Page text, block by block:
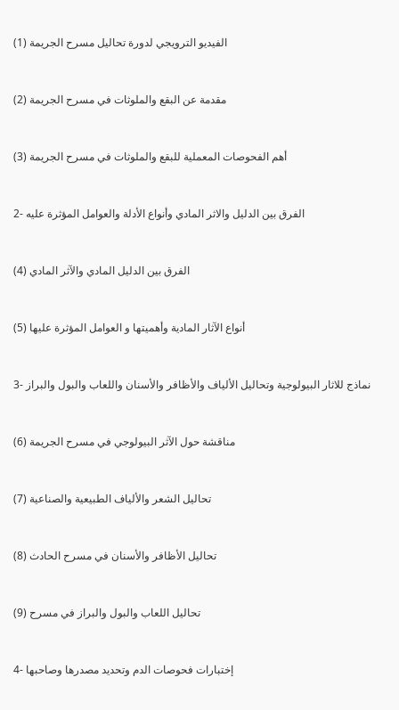
(1) الفيديو الترويجي لدورة تحاليل مسرح الجريمة
(2) مقدمة عن البقع والملوثات في مسرح الجريمة
(3) أهم الفحوصات المعملية للبقع والملوثات في مسرح الجريمة
2- الفرق بين الدليل والاثر المادي وأنواع الأدلة والعوامل المؤثرة عليه
(4) الفرق بين الدليل المادي والآثر المادي
(5) أنواع الآثار المادية وأهميتها و العوامل المؤثرة عليها
3- نماذج للاثار البيولوجية وتحاليل الألياف والأظافر والأسنان واللعاب والبول والبراز
(6) مناقشة حول الآثر البيولوجي في مسرح الجريمة
(7) تحاليل الشعر والألياف الطبيعية والصناعية
(8) تحاليل الأظافر والأسنان في مسرح الحادث
(9) تحاليل اللعاب والبول والبراز في مسرح
4- إختبارات فحوصات الدم وتحديد مصدرها وصاحبها